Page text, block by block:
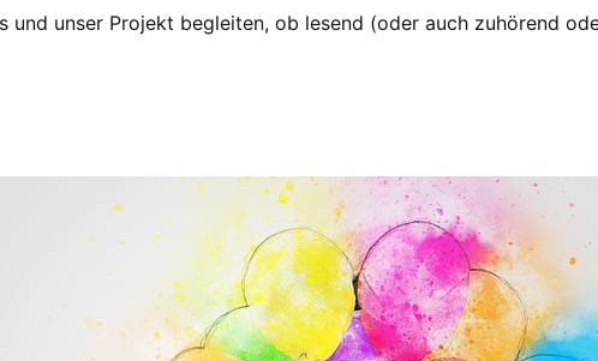
unser Projekt begleiten, ob lesend (oder auch zuhörend